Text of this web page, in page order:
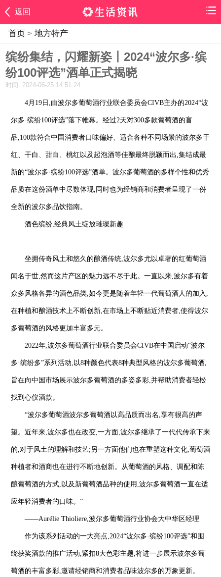
返回
首页 > 地方特产
缤纷集结，闪耀新姿丨2024“波尔多·缤
纷100评选”酒单正式揭晓
时间: 2024-06-25 14:51:24
4月19日,由波尔多葡萄酒行业联合委员会CIVB主办的2024“波
尔多·缤纷100评选”落下帷幕。经过2天对300多款葡萄酒的盲
品,100款符合中国消费者口味偏好、适合各种不同场景的波尔多干
红、干白、甜白、桃红以及起泡酒等佳酿最终脱颖而出,集结成最
新的“波尔多·缤纷100评选”酒单。波尔多葡萄酒的多样个性和优秀
品质在这份酒单中尽数体现,同时也为经销商和消费者呈现了一份
全新的波尔多品饮指南。
酒色缤纷,经典风土绽放璀璨新趣
坐拥传奇风土和悠久的酿酒传统,波尔多尤以卓著的红葡萄酒
闻名于世,然而这片产区的魅力远不尽于此。一直以来,波尔多有着
众多风格各异的酒色品类,如今更是随着年轻一代葡萄酒人的加入,
在种植和酿酒技术上不断创新,在市场上不断贴近消费者,使得波尔
多葡萄酒的风格更加丰富多元。
2022年,波尔多葡萄酒行业联合委员会CIVB在中国启动“波尔
多·缤纷多”系列活动,以8种颜色代表8种典型风格的波尔多葡萄酒,
旨在向中国市场展示波尔多葡萄酒的多姿多彩,并帮助消费者轻松
找到心仪酒款。
“波尔多葡萄酒波尔多葡萄酒以高品质而出名,享有很高的声
望。近年来,波尔多也在改变,一方面,波尔多继承了一代代传承下来
的,对于风土的理解和技艺;另一方面他们也在重塑这种文化,葡萄酒
种植者和酒商也在进行不断地创新。从葡萄酒的风格、调配和陈
酿葡萄酒的方式,以及新葡萄酒品种的使用,波尔多葡萄酒一直在适
应年轻消费者的口味。”
——Aurélie Thioliere,波尔多葡萄酒行业协会大中华区经理
作为该系列活动的一大亮点,2024“波尔多·缤纷100评选”和围
绕获奖酒款的推广活动,紧扣8大色彩主题,将进一步展示波尔多葡
萄酒的丰富多彩,邀请经销商和消费者品味波尔多的万象更新。